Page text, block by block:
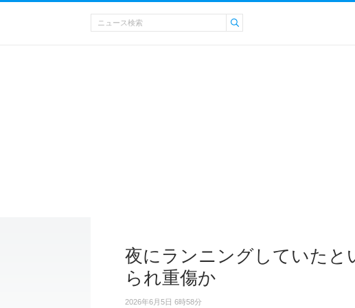
夜にランニングしていたと
られ重傷か
2026年6月5日 6時58分